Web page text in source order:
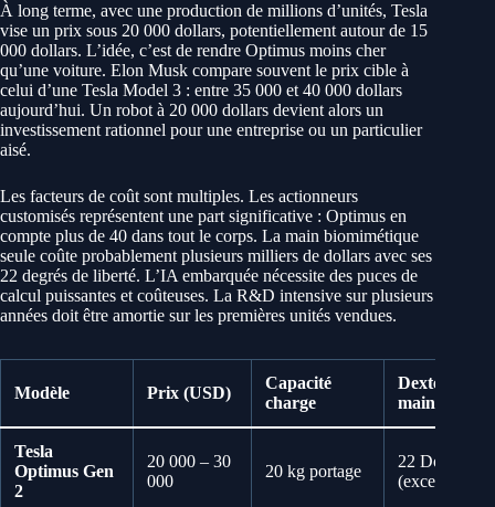
À long terme, avec une production de millions d’unités, Tesla
vise un prix sous 20 000 dollars, potentiellement autour de 15
000 dollars. L’idée, c’est de rendre Optimus moins cher
qu’une voiture. Elon Musk compare souvent le prix cible à
celui d’une Tesla Model 3 : entre 35 000 et 40 000 dollars
aujourd’hui. Un robot à 20 000 dollars devient alors un
investissement rationnel pour une entreprise ou un particulier
aisé.
Les facteurs de coût sont multiples. Les actionneurs
customisés représentent une part significative : Optimus en
compte plus de 40 dans tout le corps. La main biomimétique
seule coûte probablement plusieurs milliers de dollars avec ses
22 degrés de liberté. L’IA embarquée nécessite des puces de
calcul puissantes et coûteuses. La R&D intensive sur plusieurs
années doit être amortie sur les premières unités vendues.
Modèle Prix (USD)
Capacité
charge
Dextérité
main
Tesla
Optimus Gen
2
20 000 – 30
000
20 kg portage
22 DoF
(excellente)